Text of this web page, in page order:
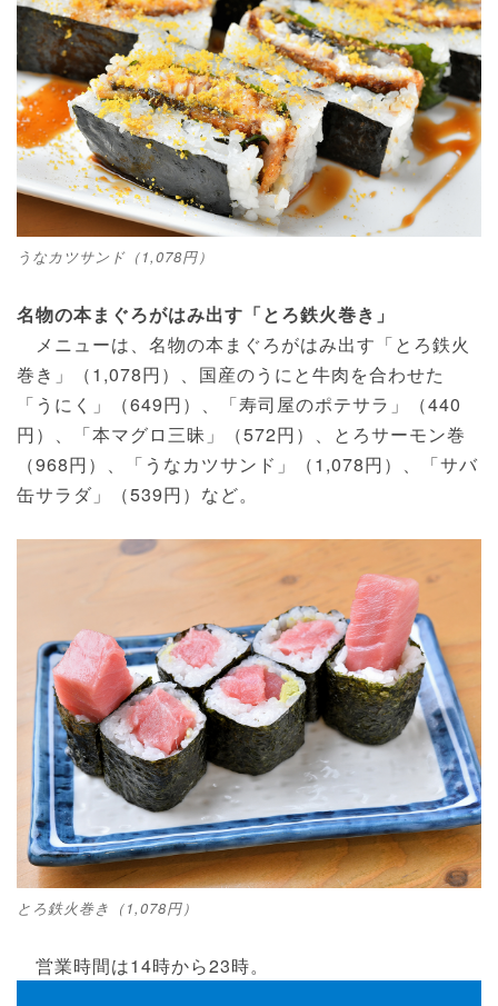
うなカツサンド（1,078円）
名物の本まぐろがはみ出す「とろ鉄火巻き」
メニューは、名物の本まぐろがはみ出す「とろ鉄火
巻き」（1,078円）、国産のうにと牛肉を合わせた
「うにく」（649円）、「寿司屋のポテサラ」（440
円）、「本マグロ三昧」（572円）、とろサーモン巻
（968円）、「うなカツサンド」（1,078円）、「サバ
缶サラダ」（539円）など。
とろ鉄火巻き（1,078円）
営業時間は14時から23時。